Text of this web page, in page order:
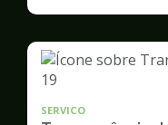
SERVICO